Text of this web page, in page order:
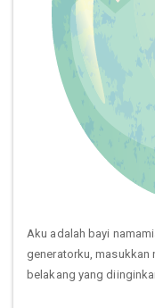
Aku adalah bayi
generatorku, masukkan
belakang yang